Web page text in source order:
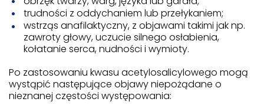
trudności z oddychaniem lub przełykaniem;
wstrząs anafilaktyczny, z objawami takimi jak np.
zawroty głowy, uczucie silnego osłabienia,
kołatanie serca, nudności i wymioty.
Po zastosowaniu kwasu acetylosalicylowego mogą
wystąpić następujące objawy niepożądane o
nieznanej częstości występowania: